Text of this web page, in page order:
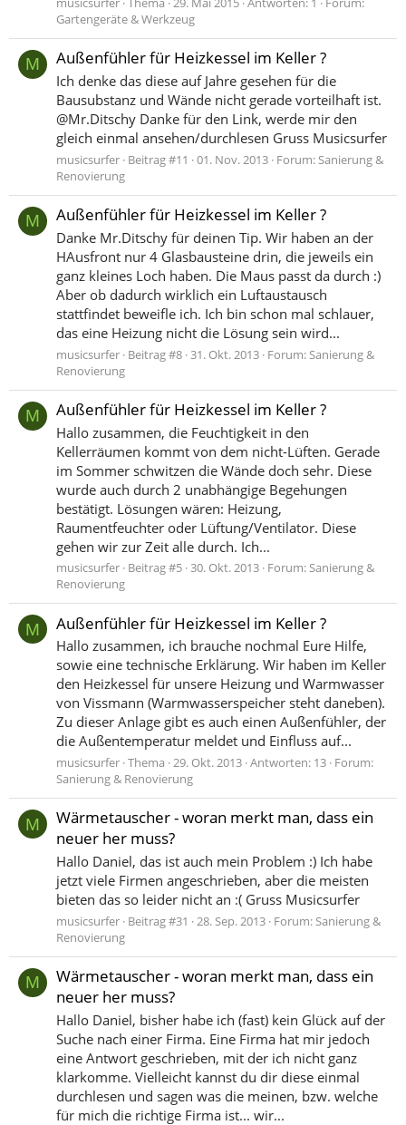
Gartengeräte & Werkzeug
M Außenfühler für Heizkessel im Keller ?
Ich denke das diese auf Jahre gesehen für die
Bausubstanz und Wände nicht gerade vorteilhaft ist.
@Mr.Ditschy Danke für den Link, werde mir den
gleich einmal ansehen/durchlesen Gruss Musicsurfer
musicsurfer Beitrag #11 01. Nov. 2013 Forum:Sanierung &
Renovierung
M Außenfühler für Heizkessel im Keller ?
Danke Mr.Ditschy für deinen Tip. Wir haben an der
HAusfront nur 4 Glasbausteine drin, die jeweils ein
ganz kleines Loch haben. Die Maus passt da durch :)
Aber ob dadurch wirklich ein Luftaustausch
stattfindet beweifle ich. Ich bin schon mal schlauer,
das eine Heizung nicht die Lösung sein wird...
musicsurfer Beitrag #8 31. Okt. 2013 Forum: Sanierung &
Renovierung
M Außenfühler für Heizkessel im Keller ?
Hallo zusammen, die Feuchtigkeit in den
Kellerräumen kommt von dem nicht-Lüften. Gerade
im Sommer schwitzen die Wände doch sehr. Diese
wurde auch durch 2 unabhängige Begehungen
bestätigt. Lösungen wären: Heizung,
Raumentfeuchter oder Lüftung/Ventilator. Diese
gehen wir zur Zeit alle durch. Ich...
musicsurfer Beitrag #5 30. Okt. 2013 Forum:Sanierung &
Renovierung
M Außenfühler für Heizkessel im Keller ?
Hallo zusammen, ich brauche nochmal Eure Hilfe,
sowie eine technische Erklärung. Wir haben im Keller
den Heizkessel für unsere Heizung und Warmwasser
von Vissmann (Warmwasserspeicher steht daneben).
Zu dieser Anlage gibt es auch einen Außenfühler, der
die Außentemperatur meldet und Einfluss auf...
musicsurfer Thema 29. Okt. 2013 Antworten: 13 Forum:
Sanierung & Renovierung
M
Wärmetauscher - woran merkt man, dass ein
neuer her muss?
Hallo Daniel, das ist auch mein Problem :) Ich habe
jetzt viele Firmen angeschrieben, aber die meisten
bieten das so leider nicht an :( Gruss Musicsurfer
musicsurfer Beitrag #31 28. Sep. 2013 Forum:Sanierung &
Renovierung
M
Wärmetauscher - woran merkt man, dass ein
neuer her muss?
Hallo Daniel, bisher habe ich (fast) kein Glück auf der
Suche nach einer Firma. Eine Firma hat mir jedoch
eine Antwort geschrieben, mit der ich nicht ganz
klarkomme. Vielleicht kannst du dir diese einmal
durchlesen und sagen was die meinen, bzw. welche
für mich die richtige Firma ist... wir...